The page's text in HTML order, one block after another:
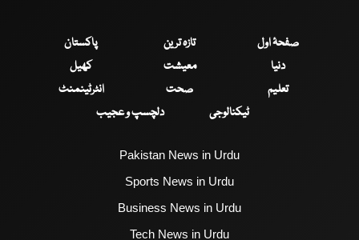
صفحۂ اول تازہ ترین
پاکستان
دنیا
معیشت
کھیل
تعلیم
صحت
انٹرٹینمنٹ
ٹیکنالوجی
دلچسپ و عجیب
Pakistan News in Urdu
Sports News in Urdu
Business News in Urdu
Tech News in Urdu